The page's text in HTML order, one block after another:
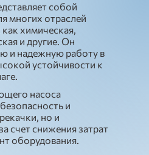
собой
многих отраслей
химическая,
и другие. Он
и надежную работу в
устойчивости к
насоса
и
но и
счет снижения затрат
оборудования.